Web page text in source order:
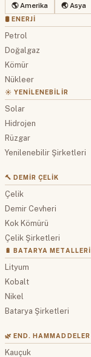
🌎 Amerika 🌏 Asya
🛢 ENERJI
Petrol
Doğalgaz
Kömür
Nükleer
☀️ YENILENEBILIR
Solar
Hidrojen
Rüzgar
Yenilenebilir Şirketleri
🔨 DEMIR ÇELIK
Çelik
Demir Cevheri
Kok Kömürü
Çelik Şirketleri
🔋 BATARYA METALLERI
Lityum
Kobalt
Nikel
Batarya Şirketleri
🌿 END. HAMMADDELER
Kauçuk